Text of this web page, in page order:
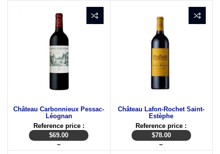
Château Carbonnieux Pessac-
Léognan
Reference price :
$69.00
~
Château Lafon-Rochet Saint-
Estèphe
Reference price :
$78.00
~